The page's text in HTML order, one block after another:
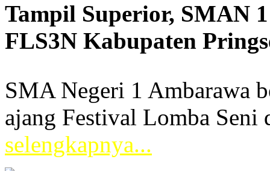
Tampil Superior, SMAN
FLS3N Kabupaten
SMA Negeri 1 Ambarawa
ajang Festival Lomba Seni
selengkapnya...